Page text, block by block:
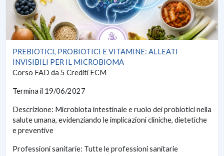
PREBIOTICI, PROBIOTICI E VITAMINE: ALLEATI
INVISIBILI PER IL MICROBIOMA
Corso FAD da 5 Crediti ECM
Termina il 19/06/2027
Descrizione: Microbiota intestinale e ruolo dei probiotici nella
salute umana, evidenziando le implicazioni cliniche, dietetiche
e preventive
Professioni sanitarie: Tutte le professioni sanitarie